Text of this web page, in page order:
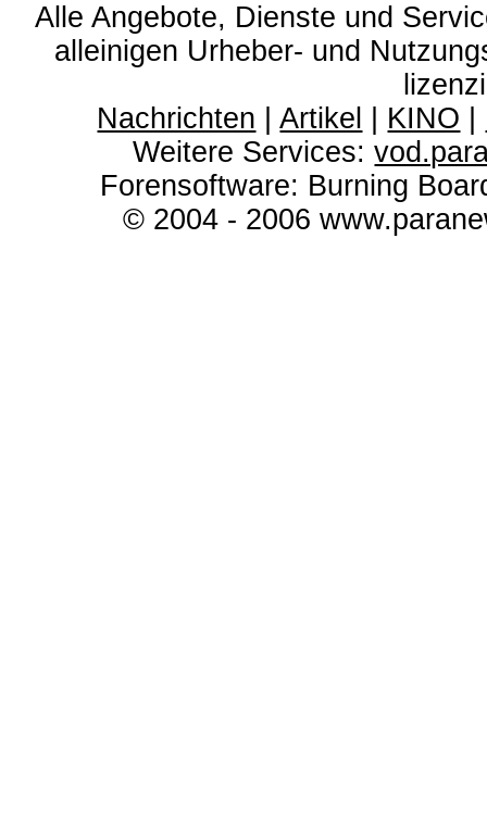
Alle Angebote, Dienste und
alleinigen Urheber- und
Nachrichten |Artikel KINO
Weitere Services:
Forensoftware: Burning
© 2004 - 2006